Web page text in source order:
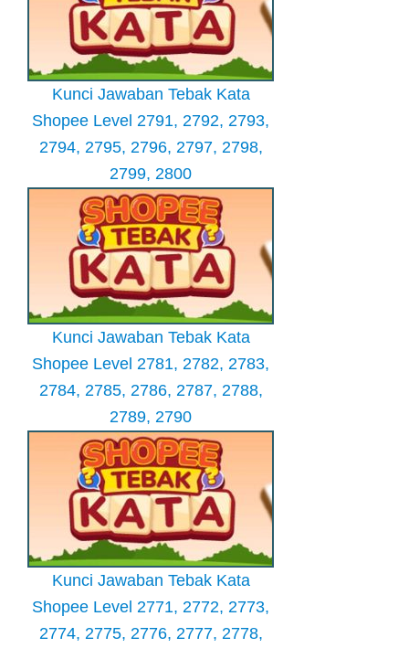
Kunci Jawaban Tebak Kata
Shopee Level 2791, 2792, 2793,
2794, 2795, 2796, 2797, 2798,
2799, 2800
Kunci Jawaban Tebak Kata
Shopee Level 2781, 2782, 2783,
2784, 2785, 2786, 2787, 2788,
2789, 2790
Kunci Jawaban Tebak Kata
Shopee Level 2771, 2772, 2773,
2774, 2775, 2776, 2777, 2778,